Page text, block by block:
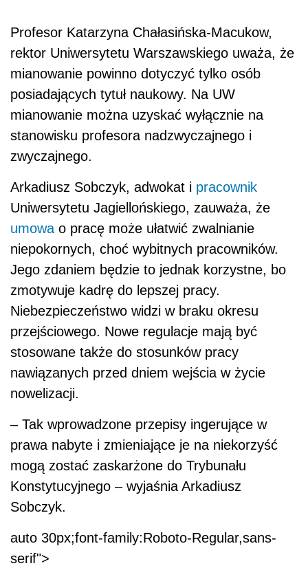
Profesor Katarzyna Chałasińska-Macukow,
rektor Uniwersytetu Warszawskiego uważa, że
mianowanie powinno dotyczyć tylko osób
posiadających tytuł naukowy. Na UW
mianowanie można uzyskać wyłącznie na
stanowisku profesora nadzwyczajnego i
zwyczajnego.
Arkadiusz Sobczyk, adwokat i pracownik
Uniwersytetu Jagiellońskiego, zauważa, że
umowa o pracę może ułatwić zwalnianie
niepokornych, choć wybitnych pracowników.
Jego zdaniem będzie to jednak korzystne, bo
zmotywuje kadrę do lepszej pracy.
Niebezpieczeństwo widzi w braku okresu
przejściowego. Nowe regulacje mają być
stosowane także do stosunków pracy
nawiązanych przed dniem wejścia w życie
nowelizacji.
– Tak wprowadzone przepisy ingerujące w
prawa nabyte i zmieniające je na niekorzyść
mogą zostać zaskarżone do Trybunału
Konstytucyjnego – wyjaśnia Arkadiusz
Sobczyk.
auto 30px;font-family:Roboto-Regular,sans-
serif">